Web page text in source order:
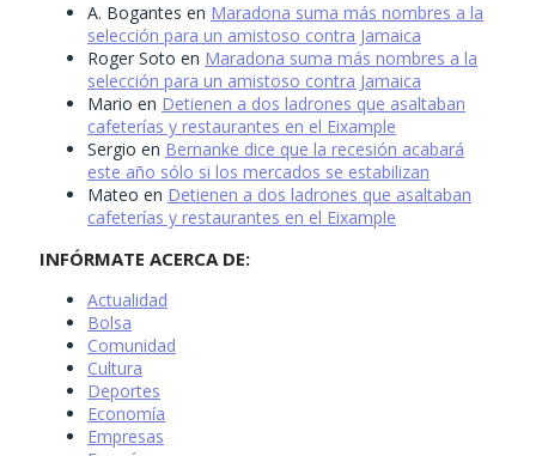
A. Bogantes en Maradona suma más nombres a la
selección para un amistoso contra Jamaica
Roger Soto en Maradona suma más nombres a la
selección para un amistoso contra Jamaica
Mario en Detienen a dos ladrones que asaltaban
cafeterías y restaurantes en el Eixample
Sergio en Bernanke dice que la recesión acabará
este año sólo si los mercados se estabilizan
Mateo en Detienen a dos ladrones que asaltaban
cafeterías y restaurantes en el Eixample
INFÓRMATE ACERCA DE:
Actualidad
Bolsa
Comunidad
Cultura
Deportes
Economía
Empresas